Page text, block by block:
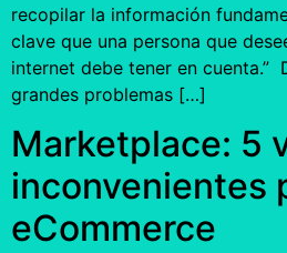
recopilar la información
clave que una persona que
internet debe tener en cuenta.”
grandes problemas […]
Marketplace: 5
inconvenientes
eCommerce